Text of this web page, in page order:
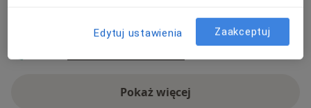
Pokaż więcej
o adresie
Edytuj ustawienia Zaakceptuj